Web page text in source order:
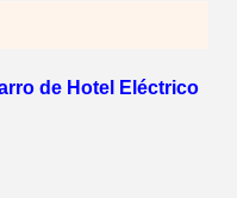
de Hotel Eléctrico